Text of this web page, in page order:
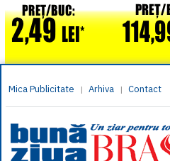
Mica Publicitate | Arhiva | Contact